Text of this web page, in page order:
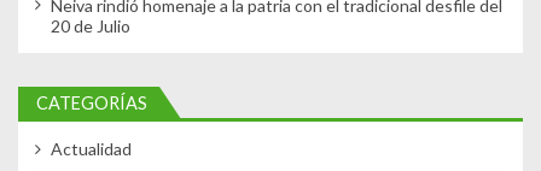
Neiva rindió homenaje a la patria con el tradicional desfile del
20 de Julio
CATEGORÍAS
Actualidad